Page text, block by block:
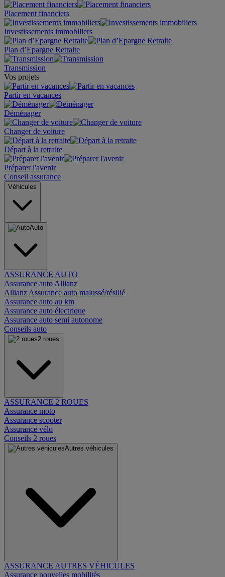
Placement financiers
Investissements immobiliers
Plan d’Epargne Retraite
Transmission
Vos projets
Partir en vacances
Déménager
Changer de voiture
Départ à la retraite
Préparer l'avenir
Conseil assurance
Véhicules
Auto
ASSURANCE AUTO
Assurance auto Allianz
Allianz Assurance auto malussé/résilié
Assurance auto au km
Assurance auto électrique
Assurance auto semi autonome
Conseils auto
2 roues
ASSURANCE 2 ROUES
Assurance moto
Assurance scooter
Assurance vélo
Conseils 2 roues
Autres véhicules
ASSURANCE AUTRES VÉHICULES
Assurance nouvelles mobilités